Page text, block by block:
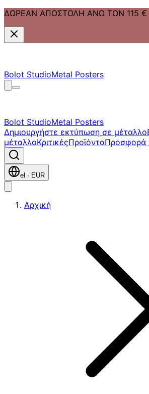
Μετάβαση στην πλοήγηση
Μετάβαση στο υποσέλιδο
ΔΩΡΕΑΝ ΑΠΟΣΤΟΛΗ ΑΝΩ ΤΩΝ 115 €
Bolot StudioMetal Posters
Bolot StudioMetal Posters
Δημιουργήστε εκτύπωση σε μέταλλο
μέταλλοΚριτικέςΠροϊόνταΠροσφορά
el · EUR
Αρχική